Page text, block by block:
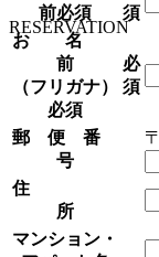
RESERVATION
前必須
須
お 名
前
（フリガナ）
必須
必
須
郵 便 番
号
〒
住
所
マンション・